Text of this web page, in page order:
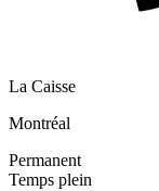
La Caisse
Montréal
Permanent
Temps plein